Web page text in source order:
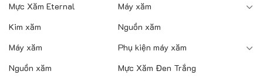
Mực Xăm Eternal
Kim xăm
Máy xăm
Nguồn xăm
Máy xăm
Nguồn xăm
Phụ kiện máy xăm
Mực Xăm Đen Trắng